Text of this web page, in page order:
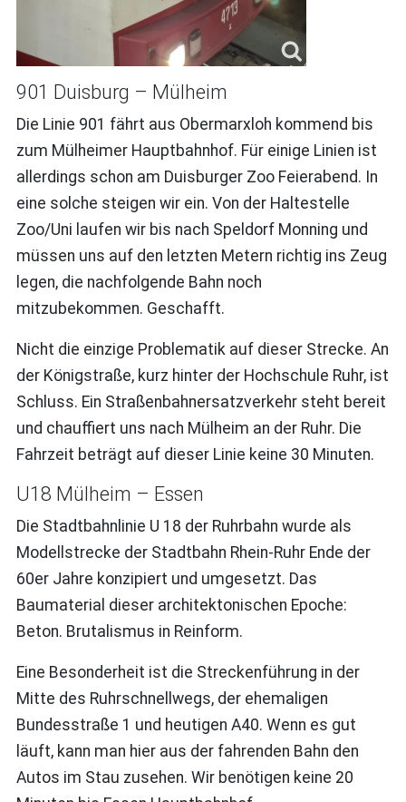
901 Duisburg – Mülheim
Die Linie 901 fährt aus Obermarxloh kommend bis
zum Mülheimer Hauptbahnhof. Für einige Linien ist
allerdings schon am Duisburger Zoo Feierabend. In
eine solche steigen wir ein. Von der Haltestelle
Zoo/Uni laufen wir bis nach Speldorf Monning und
müssen uns auf den letzten Metern richtig ins Zeug
legen, die nachfolgende Bahn noch
mitzubekommen. Geschafft.
Nicht die einzige Problematik auf dieser Strecke. An
der Königstraße, kurz hinter der Hochschule Ruhr, ist
Schluss. Ein Straßenbahnersatzverkehr steht bereit
und chauffiert uns nach Mülheim an der Ruhr. Die
Fahrzeit beträgt auf dieser Linie keine 30 Minuten.
U18 Mülheim – Essen
Die Stadtbahnlinie U 18 der Ruhrbahn wurde als
Modellstrecke der Stadtbahn Rhein-Ruhr Ende der
60er Jahre konzipiert und umgesetzt. Das
Baumaterial dieser architektonischen Epoche:
Beton. Brutalismus in Reinform.
Eine Besonderheit ist die Streckenführung in der
Mitte des Ruhrschnellwegs, der ehemaligen
Bundesstraße 1 und heutigen A40. Wenn es gut
läuft, kann man hier aus der fahrenden Bahn den
Autos im Stau zusehen. Wir benötigen keine 20